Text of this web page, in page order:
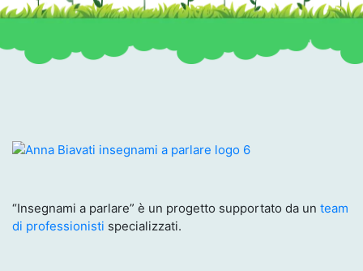
“Insegnami a parlare” è un progetto supportato da un team
di professionisti specializzati.